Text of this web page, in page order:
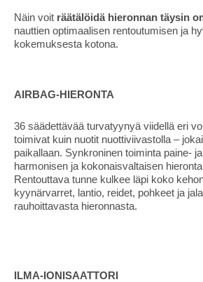
Näin voit räätälöidä hieronnan täysin
nauttien optimaalisen rentoutumisen ja
kokemuksesta kotona.
AIRBAG-HIERONTA
36 säädettävää turvatyynyä viidellä eri
toimivat kuin nuotit nuottiviivastolla –
paikallaan. Synkroninen toiminta paine-
harmonisen ja kokonaisvaltaisen
Rentouttava tunne kulkee läpi koko
kyynärvarret, lantio, reidet, pohkeet ja
rauhoittavasta hieronnasta.
ILMA-IONISAATTORI